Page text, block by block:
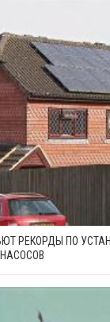
РЕКОРДЫ ПО